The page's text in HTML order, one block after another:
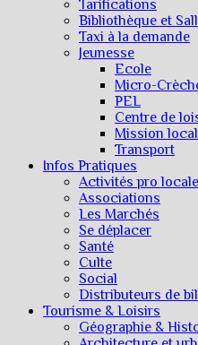
Tarifications
Bibliothèque et
Taxi à la demande
Jeunesse
Ecole
Micro-
PEL
Centre de
Mission
Transport
Infos Pratiques
Activités pro
Associations
Les Marchés
Se déplacer
Santé
Culte
Social
Distributeurs de
Tourisme & Loisirs
Géographie &